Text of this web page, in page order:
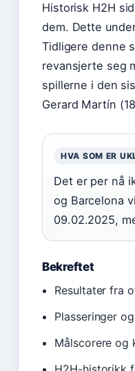
Historisk H2H
dem. Dette
Tidligere denne
revansjerte seg
spillerne i den
Gerard Martín
HVA SOM ER
Det er per nå
og Barcelona
09.02.2025,
Bekreftet
Resultater fra
Plasseringer
Målscorere og